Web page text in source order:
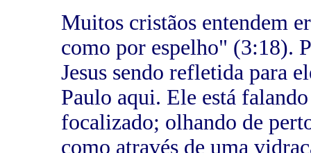
Muitos cristãos entendem
como por espelho" (3:18).
Jesus sendo refletida para
Paulo aqui. Ele está
focalizado; olhando de
como através de uma